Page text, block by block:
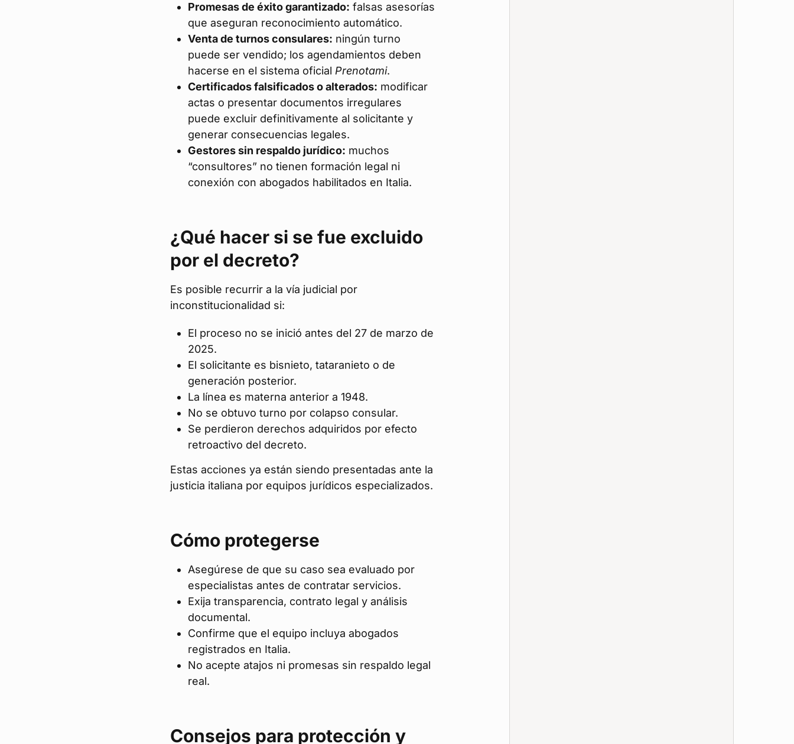
Promesas de éxito garantizado: falsas asesorías
que aseguran reconocimiento automático.
Venta de turnos consulares: ningún turno
puede ser vendido; los agendamientos deben
hacerse en el sistema oficial Prenotami.
Certificados falsificados o alterados: modificar
actas o presentar documentos irregulares
puede excluir definitivamente al solicitante y
generar consecuencias legales.
Gestores sin respaldo jurídico: muchos
“consultores” no tienen formación legal ni
conexión con abogados habilitados en Italia.
¿Qué hacer si se fue excluido
por el decreto?
Es posible recurrir a la vía judicial por
inconstitucionalidad si:
El proceso no se inició antes del 27 de marzo de
2025.
El solicitante es bisnieto, tataranieto o de
generación posterior.
La línea es materna anterior a 1948.
No se obtuvo turno por colapso consular.
Se perdieron derechos adquiridos por efecto
retroactivo del decreto.
Estas acciones ya están siendo presentadas ante la
justicia italiana por equipos jurídicos especializados.
Cómo protegerse
Asegúrese de que su caso sea evaluado por
especialistas antes de contratar servicios.
Exija transparencia, contrato legal y análisis
documental.
Confirme que el equipo incluya abogados
registrados en Italia.
No acepte atajos ni promesas sin respaldo legal
real.
Consejos para protección y